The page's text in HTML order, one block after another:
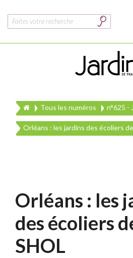
Rechercher :
Tous les numéros n°625 -
Orléans : les jardins des écoliers de
Orléans : les
des écoliers
SHOL